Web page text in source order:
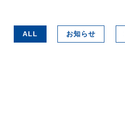
ALL お知らせ